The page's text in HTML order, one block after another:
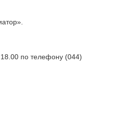
по телефону (044)